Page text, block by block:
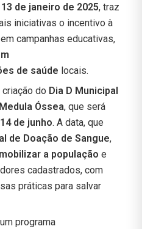
13 de janeiro de 2025, traz
iniciativas o incentivo à
campanhas educativas,
de saúde locais.
do Dia D Municipal
Óssea, que será
14 de junho. A data, que
de Doação de Sangue,
mobilizar a população e
cadastrados, com
práticas para salvar
programa